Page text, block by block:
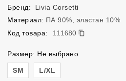
Бренд:
Livia Corsetti
Материал: ПА 90%, эластан 10%
Код товара:
111680
111680
Размер: Не выбрано
Размер
SM L/XL